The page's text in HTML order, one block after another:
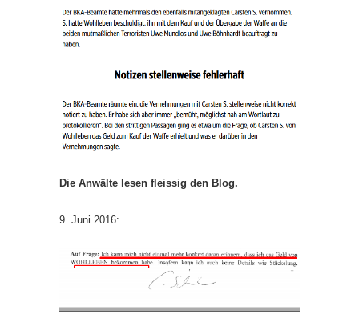
Die Anwälte lesen fleissig den Blog.
9. Juni 2016: